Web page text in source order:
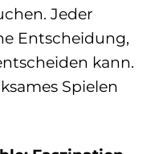
Jeder
Entscheidung,
kann.
Spielen